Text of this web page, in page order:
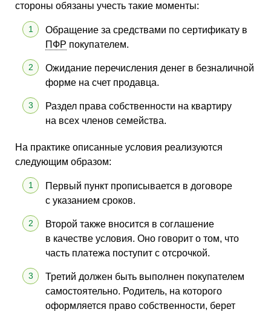
стороны обязаны учесть такие моменты:
Обращение за средствами по сертификату в
ПФР покупателем.
Ожидание перечисления денег в безналичной
форме на счет продавца.
Раздел права собственности на квартиру
на всех членов семейства.
На практике описанные условия реализуются
следующим образом:
Первый пункт прописывается в договоре
с указанием сроков.
Второй также вносится в соглашение
в качестве условия. Оно говорит о том, что
часть платежа поступит с отсрочкой.
Третий должен быть выполнен покупателем
самостоятельно. Родитель, на которого
оформляется право собственности, берет